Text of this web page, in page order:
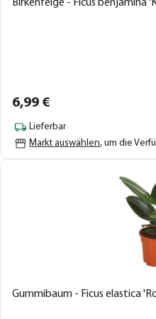
Birkenfeige - Ficus benjamina
6,99 €
Lieferbar
Markt auswählen, um die
Gummibaum - Ficus elastica